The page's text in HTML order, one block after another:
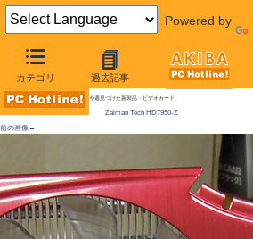
Powered by
カテゴリ 過去記事
AKIBA PC Hotline!
[拡大画像]Zalmanが独自クーラーのビデオカード
今週見つけた新製品：ビデオカード
Zalman Tech HD7950-Z
前の画像←